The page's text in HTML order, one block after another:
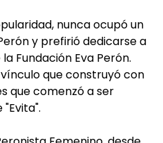
nunca ocupó un
y prefirió dedicarse a
Fundación Eva Perón.
que construyó con
que comenzó a ser